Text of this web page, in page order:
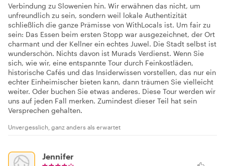
Verbindung zu Slowenien hin. Wir erwähnen das nicht, um
unfreundlich zu sein, sondern weil lokale Authentizität
schließlich die ganze Prämisse von WithLocals ist. Um fair zu
sein: Das Essen beim ersten Stopp war ausgezeichnet, der Ort
charmant und der Kellner ein echtes Juwel. Die Stadt selbst ist
wunderschön. Nichts davon ist Murads Verdienst. Wenn Sie
sich, wie wir, eine entspannte Tour durch Feinkostläden,
historische Cafés und das Insiderwissen vorstellen, das nur ein
echter Einheimischer bieten kann, dann träumen Sie vielleicht
weiter. Oder buchen Sie etwas anderes. Diese Tour werden wir
uns auf jeden Fall merken. Zumindest dieser Teil hat sein
Versprechen gehalten.
Unvergesslich, ganz anders als erwartet
Jennifer